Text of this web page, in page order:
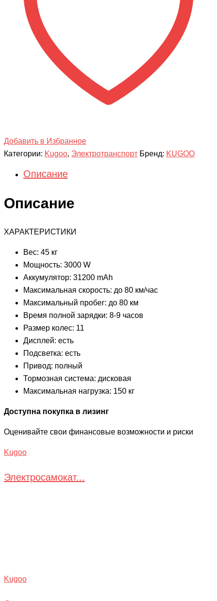
Добавить в Избранное
Категории: Kugoo, Электротранспорт Бренд: KUGOO
Описание
Описание
ХАРАКТЕРИСТИКИ
Вес: 45 кг
Мощность: 3000 W
Аккумулятор: 31200 mAh
Максимальная скорость: до 80 км/час
Максимальный пробег: до 80 км
Время полной зарядки: 8-9 часов
Размер колес: 11
Дисплей: есть
Подсветка: есть
Привод: полный
Тормозная система: дисковая
Максимальная нагрузка: 150 кг
Доступна покупка в лизинг
Оценивайте свои финансовые возможности и риски
Kugoo
Электросамокат...
Kugoo